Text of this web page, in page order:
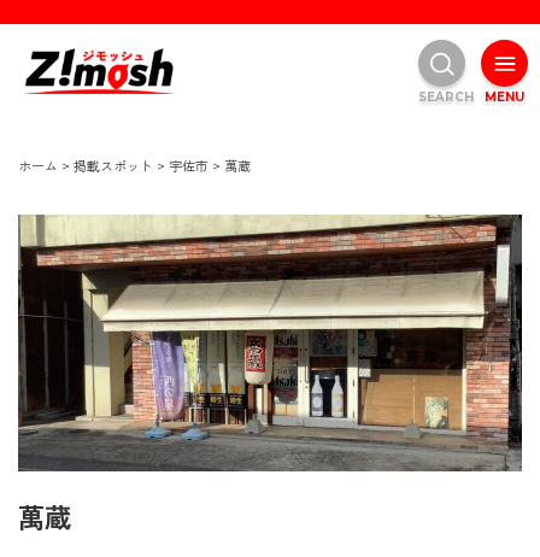
ホーム > 掲載スポット > 宇佐市 > 萬蔵
萬蔵
MENU
SEARCH